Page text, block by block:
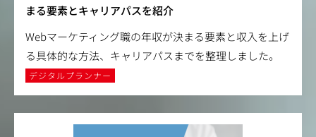
まる要素とキャリアパスを紹介
Webマーケティング職の年収が決まる要素と収入を上げ
る具体的な方法、キャリアパスまでを整理しました。
デジタルプランナー